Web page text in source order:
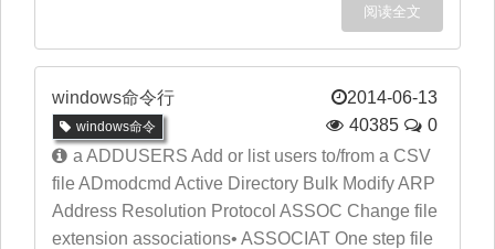
阅读全文
windows命令行 2014-06-13
windows命令 40385
0
a ADDUSERS Add or list users to/from a CSV
file ADmodcmd Active Directory Bulk Modify ARP
Address Resolution Protocol ASSOC Change file
extension associations• ASSOCIAT One step file